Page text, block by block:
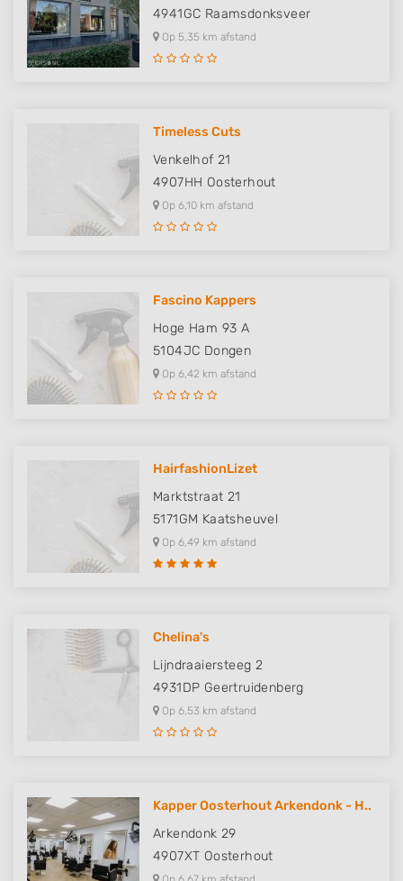
4941GC Raamsdonksveer
Op 5,35 km afstand
Timeless Cuts
Venkelhof 21
4907HH Oosterhout
Op 6,10 km afstand
Fascino Kappers
Hoge Ham 93 A
5104JC Dongen
Op 6,42 km afstand
HairfashionLizet
Marktstraat 21
5171GM Kaatsheuvel
Op 6,49 km afstand
Chelina's
Lijndraaiersteeg 2
4931DP Geertruidenberg
Op 6,53 km afstand
Kapper Oosterhout Arkendonk - H..
Arkendonk 29
4907XT Oosterhout